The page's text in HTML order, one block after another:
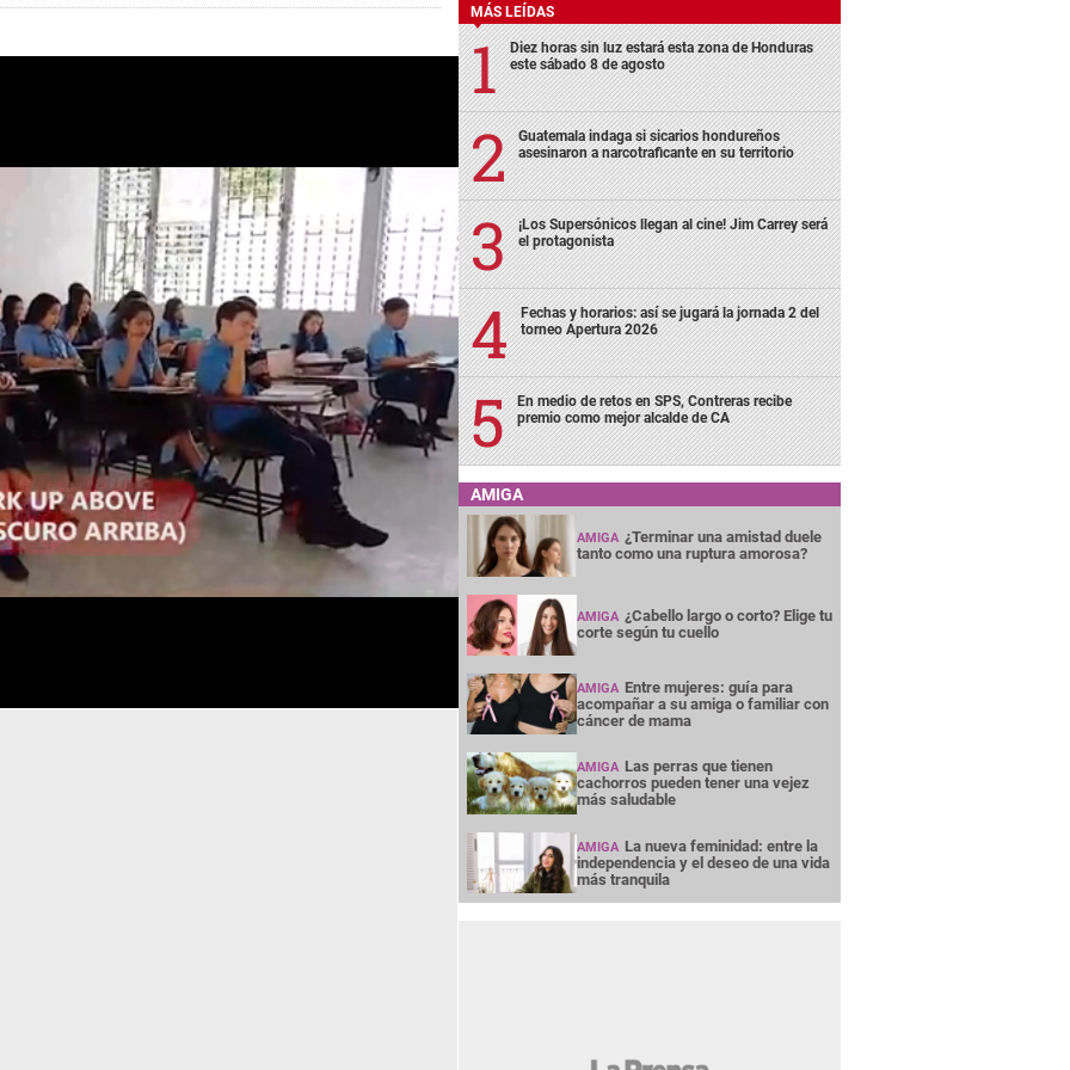
MÁS LEÍDAS
Diez horas sin luz estará esta zona de Honduras
este sábado 8 de agosto
Guatemala indaga si sicarios hondureños
asesinaron a narcotraficante en su territorio
¡Los Supersónicos llegan al cine! Jim Carrey será
el protagonista
Fechas y horarios: así se jugará la jornada 2 del
torneo Apertura 2026
En medio de retos en SPS, Contreras recibe
premio como mejor alcalde de CA
AMIGA
AMIGA ¿Terminar una amistad duele
tanto como una ruptura amorosa?
AMIGA ¿Cabello largo o corto? Elige tu
corte según tu cuello
AMIGA Entre mujeres: guía para
acompañar a su amiga o familiar con
cáncer de mama
AMIGA Las perras que tienen
cachorros pueden tener una vejez
más saludable
AMIGA La nueva feminidad: entre la
independencia y el deseo de una vida
más tranquila